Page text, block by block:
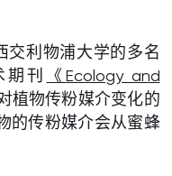
交利物浦大学的多名
刊
《Ecology and
植物传粉媒介变化的
的传粉媒介会从蜜蜂